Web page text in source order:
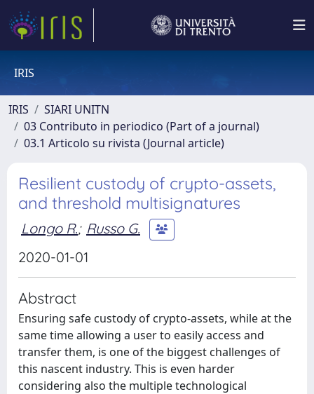
IRIS
IRIS
SIARI UNITN
03 Contributo in periodico (Part of a journal)
03.1 Articolo su rivista (Journal article)
Resilient custody of crypto-assets,
and threshold multisignatures
Longo R.; Russo G.
2020-01-01
Abstract
Ensuring safe custody of crypto-assets, while at the
same time allowing a user to easily access and
transfer them, is one of the biggest challenges of
this nascent industry. This is even harder
considering also the multiple technological